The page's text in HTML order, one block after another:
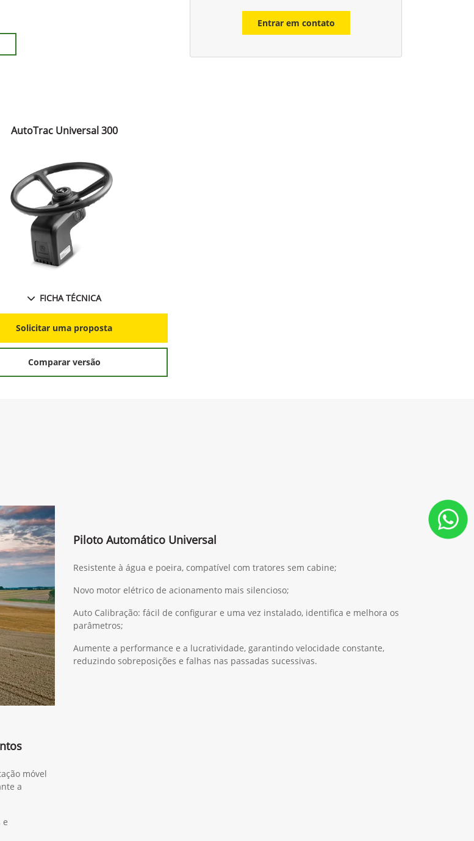
Entrar em contato
AutoTrac Universal 300
FICHA TÉCNICA
Solicitar uma proposta
Comparar versão
Piloto Automático Universal
Resistente à água e poeira, compatível com tratores sem cabine;
Novo motor elétrico de acionamento mais silencioso;
Auto Calibração: fácil de configurar e uma vez instalado, identifica e melhora os
parâmetros;
Aumente a performance e a lucratividade, garantindo velocidade constante,
reduzindo sobreposições e falhas nas passadas sucessivas.
móvel
a
e